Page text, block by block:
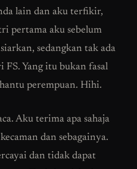
lain dan aku terfikir,
pertama aku sebelum
sedangkan tak ada
FS. Yang itu bukan fasal
perempuan. Hihi.
Aku terima apa sahaja
dan sebagainya.
dan tidak dapat